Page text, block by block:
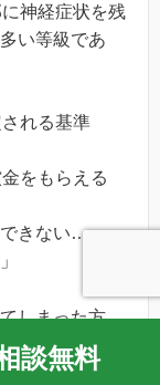
神経症状を残
い等級であ
れる基準
をもらえる
できない…」
しまった方、
知りたい方に
談無料